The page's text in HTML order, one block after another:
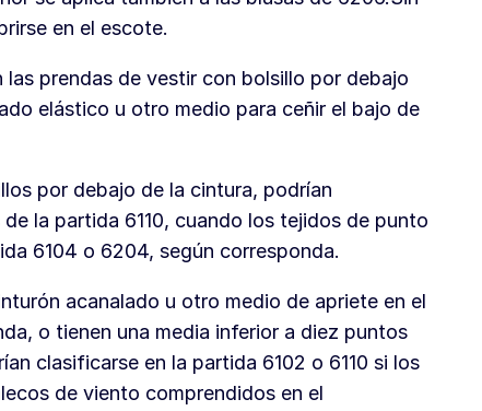
en el escote.
las prendas de vestir con bolsillo por debajo
elástico u otro medio para ceñir el bajo de
por debajo de la cintura, podrían
la partida 6110, cuando los tejidos de punto
6104 o 6204, según corresponda.
acanalado u otro medio de apriete en el
o tienen una media inferior a diez puntos
clasificarse en la partida 6102 o 6110 si los
de viento comprendidos en el